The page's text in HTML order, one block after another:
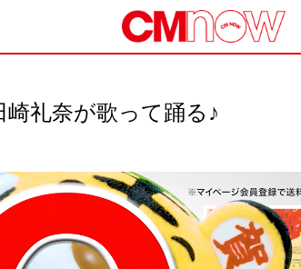
礼奈が歌って踊る♪